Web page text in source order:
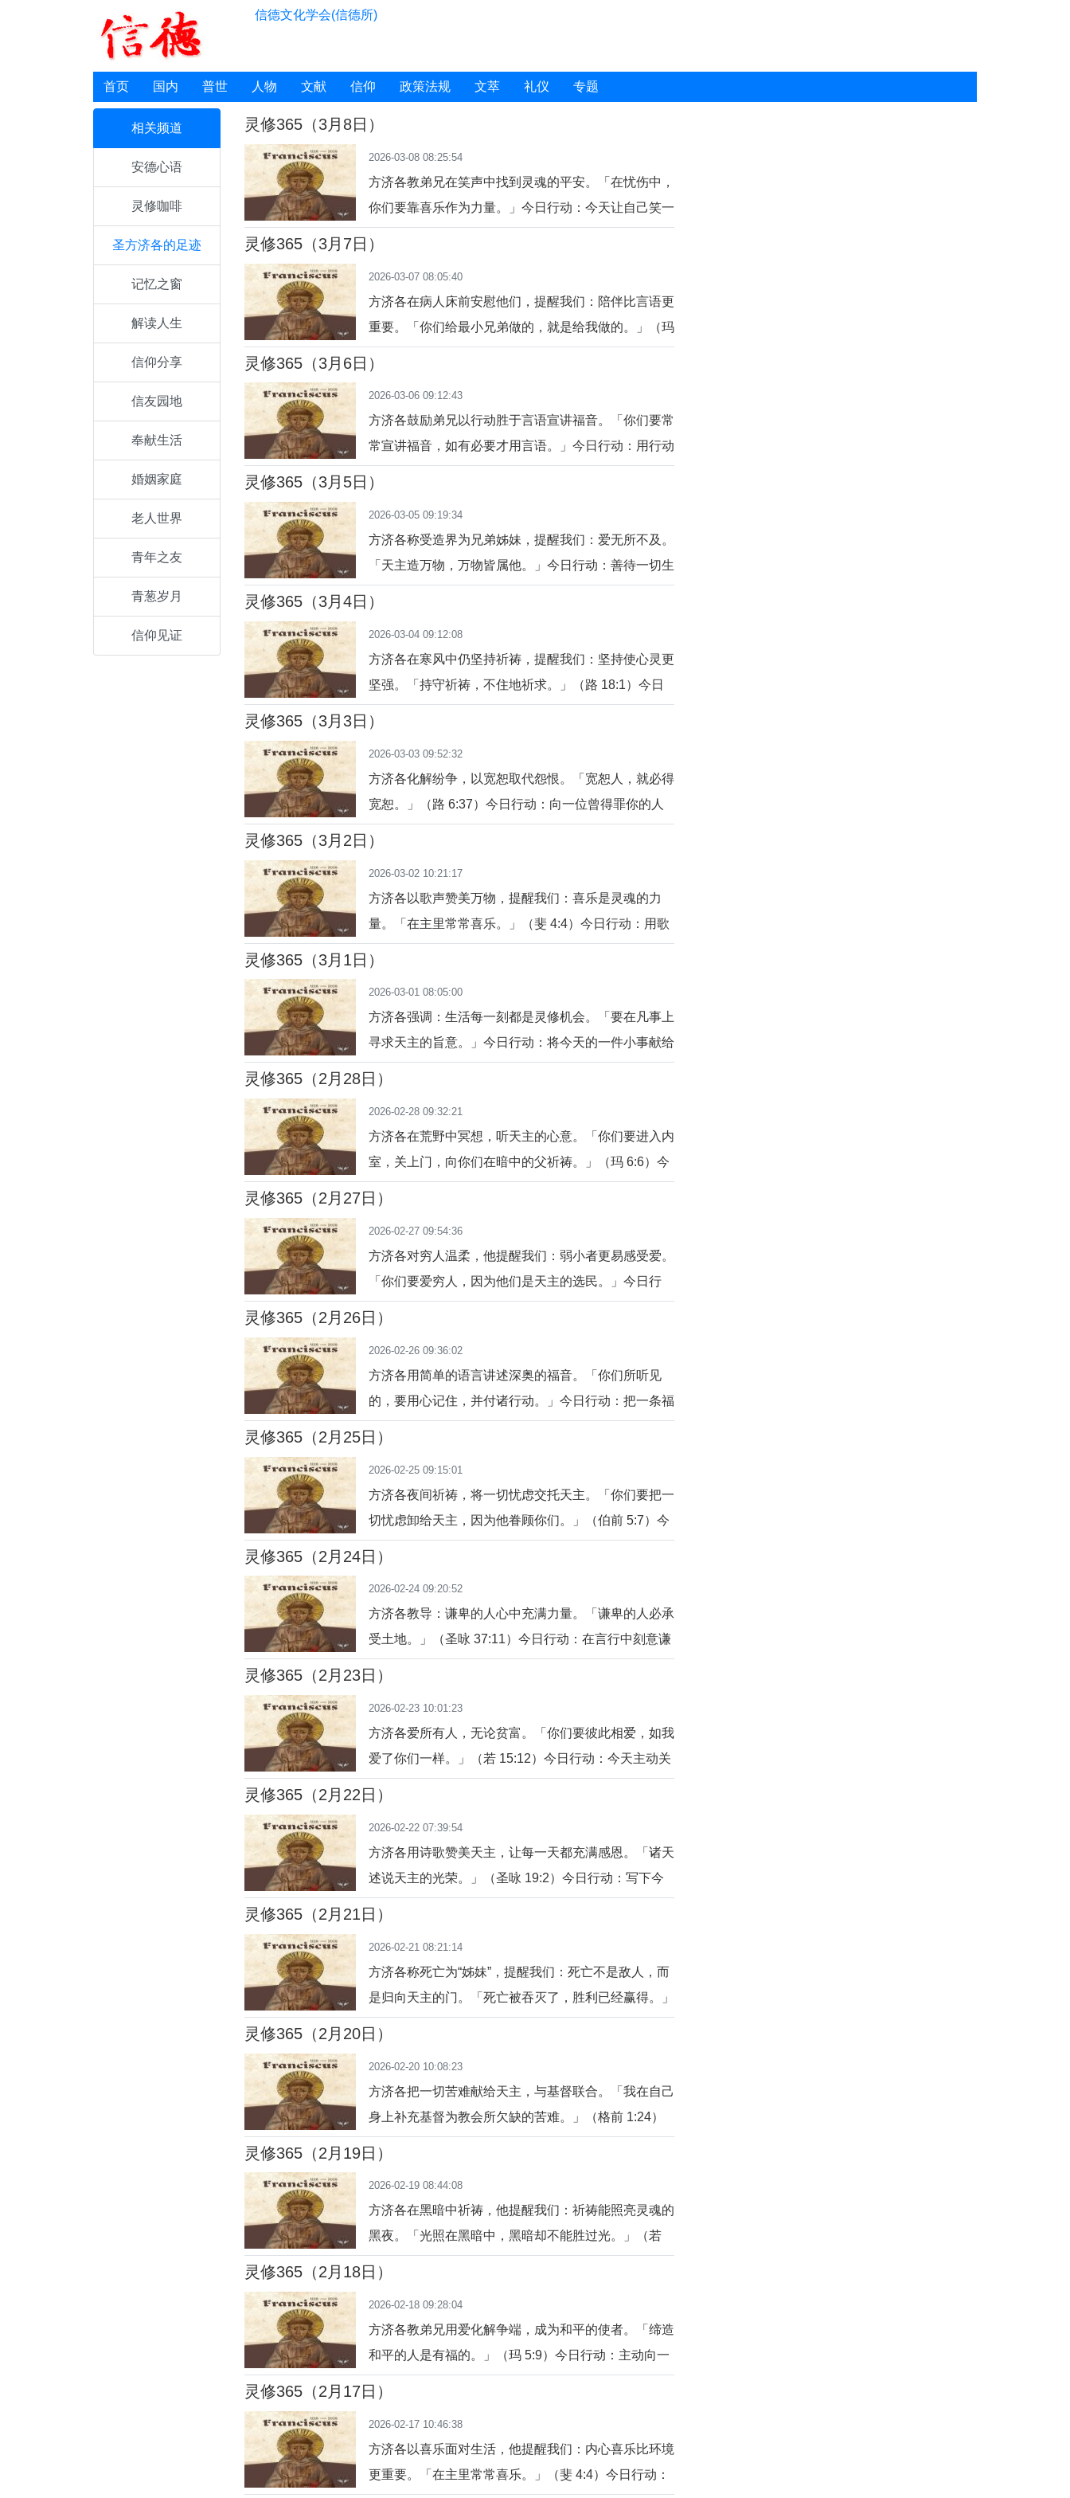
信德文化学会(信德所)
首页 国内 普世 人物 文献 信仰 政策法规 文萃 礼仪 专题
相关频道
安德心语
灵修咖啡
圣方济各的足迹
记忆之窗
解读人生
信仰分享
信友园地
奉献生活
婚姻家庭
老人世界
青年之友
青葱岁月
信仰见证
灵修365（3月8日）
2026-03-08 08:25:54
方济各教弟兄在笑声中找到灵魂的平安。「在忧伤中，
你们要靠喜乐作为力量。」今日行动：今天让自己笑一
灵修365（3月7日）
2026-03-07 08:05:40
方济各在病人床前安慰他们，提醒我们：陪伴比言语更
重要。「你们给最小兄弟做的，就是给我做的。」（玛
灵修365（3月6日）
2026-03-06 09:12:43
方济各鼓励弟兄以行动胜于言语宣讲福音。「你们要常
常宣讲福音，如有必要才用言语。」今日行动：用行动
灵修365（3月5日）
2026-03-05 09:19:34
方济各称受造界为兄弟姊妹，提醒我们：爱无所不及。
「天主造万物，万物皆属他。」今日行动：善待一切生
灵修365（3月4日）
2026-03-04 09:12:08
方济各在寒风中仍坚持祈祷，提醒我们：坚持使心灵更
坚强。「持守祈祷，不住地祈求。」（路 18:1）今日
灵修365（3月3日）
2026-03-03 09:52:32
方济各化解纷争，以宽恕取代怨恨。「宽恕人，就必得
宽恕。」（路 6:37）今日行动：向一位曾得罪你的人
灵修365（3月2日）
2026-03-02 10:21:17
方济各以歌声赞美万物，提醒我们：喜乐是灵魂的力
量。「在主里常常喜乐。」（斐 4:4）今日行动：用歌
灵修365（3月1日）
2026-03-01 08:05:00
方济各强调：生活每一刻都是灵修机会。「要在凡事上
寻求天主的旨意。」今日行动：将今天的一件小事献给
灵修365（2月28日）
2026-02-28 09:32:21
方济各在荒野中冥想，听天主的心意。「你们要进入内
室，关上门，向你们在暗中的父祈祷。」（玛 6:6）今
灵修365（2月27日）
2026-02-27 09:54:36
方济各对穷人温柔，他提醒我们：弱小者更易感受爱。
「你们要爱穷人，因为他们是天主的选民。」今日行
灵修365（2月26日）
2026-02-26 09:36:02
方济各用简单的语言讲述深奥的福音。「你们所听见
的，要用心记住，并付诸行动。」今日行动：把一条福
灵修365（2月25日）
2026-02-25 09:15:01
方济各夜间祈祷，将一切忧虑交托天主。「你们要把一
切忧虑卸给天主，因为他眷顾你们。」（伯前 5:7）今
灵修365（2月24日）
2026-02-24 09:20:52
方济各教导：谦卑的人心中充满力量。「谦卑的人必承
受土地。」（圣咏 37:11）今日行动：在言行中刻意谦
灵修365（2月23日）
2026-02-23 10:01:23
方济各爱所有人，无论贫富。「你们要彼此相爱，如我
爱了你们一样。」（若 15:12）今日行动：今天主动关
灵修365（2月22日）
2026-02-22 07:39:54
方济各用诗歌赞美天主，让每一天都充满感恩。「诸天
述说天主的光荣。」（圣咏 19:2）今日行动：写下今
灵修365（2月21日）
2026-02-21 08:21:14
方济各称死亡为“姊妹”，提醒我们：死亡不是敌人，而
是归向天主的门。「死亡被吞灭了，胜利已经赢得。」
刻。
灵修365（2月20日）
2026-02-20 10:08:23
方济各把一切苦难献给天主，与基督联合。「我在自己
身上补充基督为教会所欠缺的苦难。」（格前 1:24）
灵修365（2月19日）
2026-02-19 08:44:08
方济各在黑暗中祈祷，他提醒我们：祈祷能照亮灵魂的
黑夜。「光照在黑暗中，黑暗却不能胜过光。」（若
灵修365（2月18日）
2026-02-18 09:28:04
方济各教弟兄用爱化解争端，成为和平的使者。「缔造
和平的人是有福的。」（玛 5:9）今日行动：主动向一
灵修365（2月17日）
2026-02-17 10:46:38
方济各以喜乐面对生活，他提醒我们：内心喜乐比环境
更重要。「在主里常常喜乐。」（斐 4:4）今日行动：